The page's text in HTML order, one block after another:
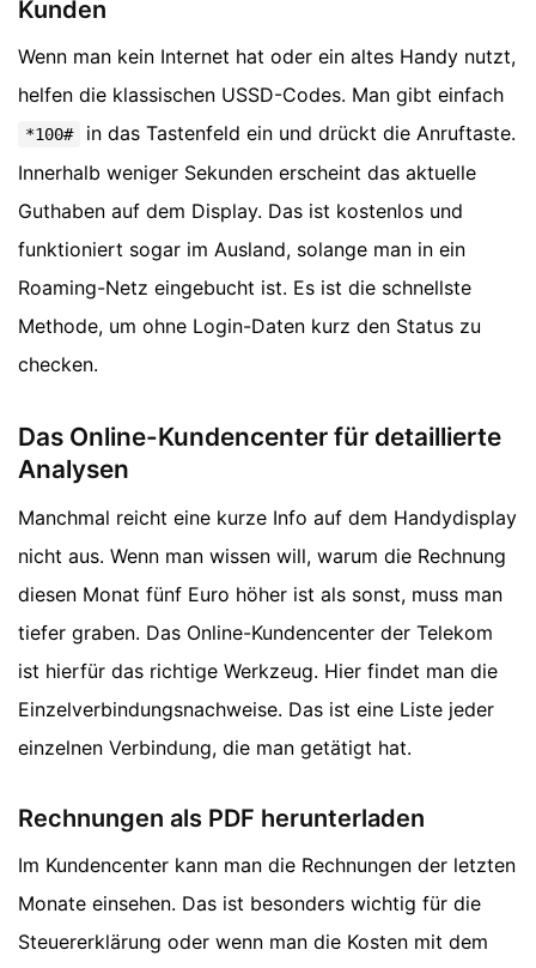
Kunden
Wenn man kein Internet hat oder ein altes Handy nutzt,
helfen die klassischen USSD-Codes. Man gibt einfach
*100#
in das Tastenfeld ein und drückt die Anruftaste.
Innerhalb weniger Sekunden erscheint das aktuelle
Guthaben auf dem Display. Das ist kostenlos und
funktioniert sogar im Ausland, solange man in ein
Roaming-Netz eingebucht ist. Es ist die schnellste
Methode, um ohne Login-Daten kurz den Status zu
checken.
Das Online-Kundencenter für detaillierte
Analysen
Manchmal reicht eine kurze Info auf dem Handydisplay
nicht aus. Wenn man wissen will, warum die Rechnung
diesen Monat fünf Euro höher ist als sonst, muss man
tiefer graben. Das Online-Kundencenter der Telekom
ist hierfür das richtige Werkzeug. Hier findet man die
Einzelverbindungsnachweise. Das ist eine Liste jeder
einzelnen Verbindung, die man getätigt hat.
Rechnungen als PDF herunterladen
Im Kundencenter kann man die Rechnungen der letzten
Monate einsehen. Das ist besonders wichtig für die
Steuererklärung oder wenn man die Kosten mit dem